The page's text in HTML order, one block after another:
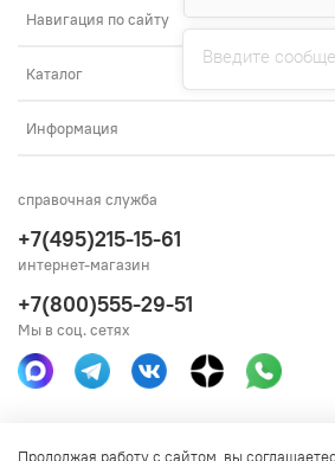
Навигация по сайту
Каталог
Информация
справочная служба
+7(495)215-15-61
интернет-магазин
+7(800)555-29-51
Мы в соц. сетях
Продолжая работу с сайтом, вы
Введите